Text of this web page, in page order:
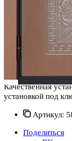
Качественная
установкой под
Артикул:
Поделиться